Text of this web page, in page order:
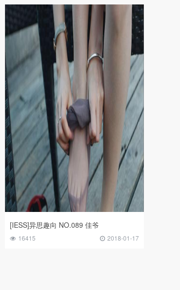
[IESS]异思趣向 NO.089 佳爷
16415 2018-01-17